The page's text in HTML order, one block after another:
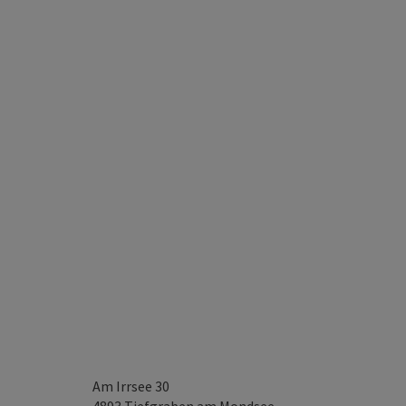
Am Irrsee 30